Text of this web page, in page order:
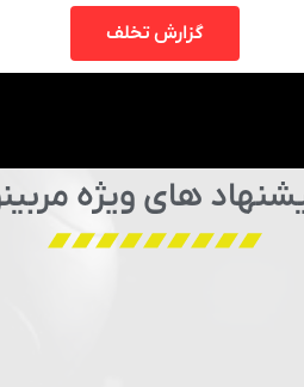
گزارش تخلف
های ویژه